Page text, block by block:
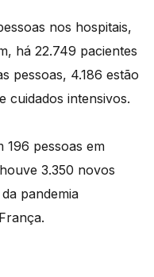
nos hospitais,
há 22.749 pacientes
pessoas, 4.186 estão
cuidados intensivos.
196 pessoas em
3.350 novos
pandemia